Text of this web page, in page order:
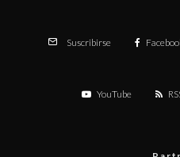
Suscribirse
YouTube